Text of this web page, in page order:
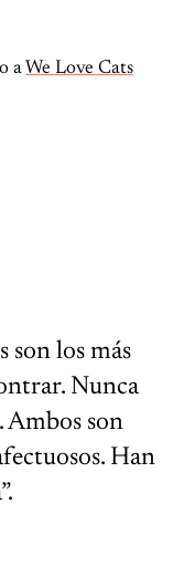
a We Love Cats
son los más
Nunca
Ambos son
Han